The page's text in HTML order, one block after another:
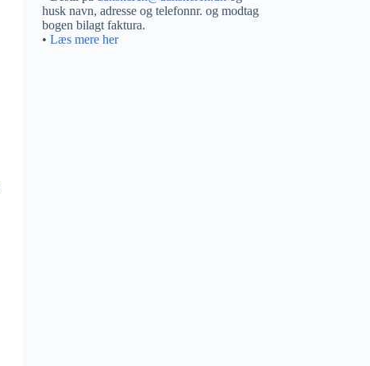
husk navn, adresse og telefonnr. og modtag
bogen bilagt faktura.
•Læs mere her